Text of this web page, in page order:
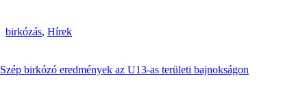
birkózás, Hírek
Szép birkózó eredmények az U13-as területi bajnokságon